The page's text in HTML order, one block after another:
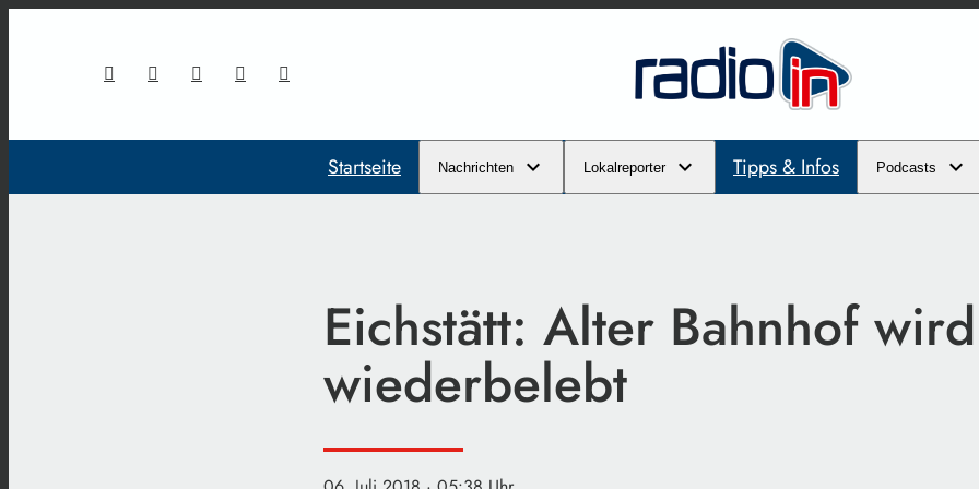
Startseite Nachrichten Lokalreporter Tipps & Infos Podcasts
Eichstätt: Alter Bahnhof wird
wiederbelebt